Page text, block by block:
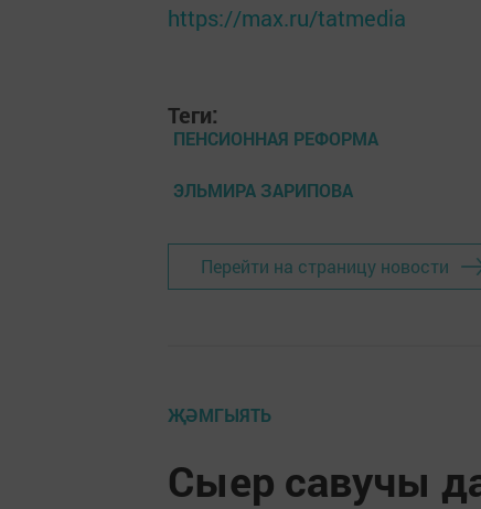
https://max.ru/tatmedia
Теги:
ПЕНСИОННАЯ РЕФОРМА
ЭЛЬМИРА ЗАРИПОВА
Перейти на страницу новости
ҖӘМГЫЯТЬ
Сыер савучы